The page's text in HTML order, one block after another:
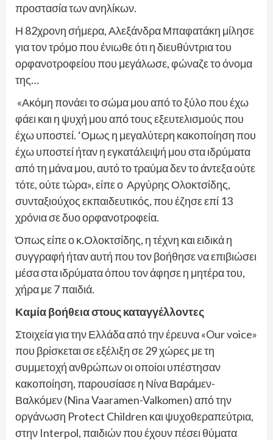
προστασία των ανηλίκων.
Η 82χρονη σήμερα, Αλεξάνδρα Μπαφατάκη μίλησε
για τον τρόμο που ένιωθε ότι η διευθύντρια του
ορφανοτροφείου που μεγάλωσε, φώναζε το όνομα
της…
«Ακόμη πονάει το σώμα μου από το ξύλο που έχω
φάει και η ψυχή μου από τους εξευτελισμούς που
έχω υποστεί. ‘Ομως η μεγαλύτερη κακοποίηση που
έχω υποστεί ήταν η εγκατάλειψή μου στα ιδρύματα
από τη μάνα μου, αυτό το τραύμα δεν το άντεξα ούτε
τότε, ούτε τώρα», είπε ο Αργύρης Ολοκτσίδης,
συνταξιούχος εκπαιδευτικός, που έζησε επί 13
χρόνια σε δυο ορφανοτροφεία.
Όπως είπε ο κ.Ολοκτσίδης, η τέχνη και ειδικά η
συγγραφή ήταν αυτή που τον βοήθησε να επιβιώσει
μέσα στα ιδρύματα όπου τον άφησε η μητέρα του,
χήρα με 7 παιδιά.
Καμία βοήθεια στους καταγγέλλοντες
Στοιχεία για την Ελλάδα από την έρευνα «Our voice»
που βρίσκεται σε εξέλιξη σε 29 χώρες με τη
συμμετοχή ανθρώπων οι οποίοι υπέστησαν
κακοποίηση, παρουσίασε η Νίνα Βαράμεν-
Βαλκόμεν (Nina Vaaramen-Valkomen) από την
οργάνωση Protect Children και ψυχοθεραπεύτρια,
στην Interpol, παιδιών που έχουν πέσει θύματα